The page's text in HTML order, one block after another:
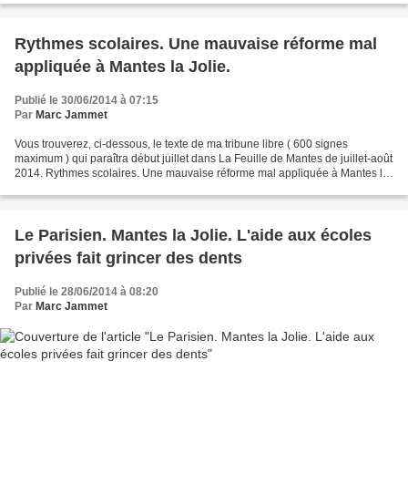
Rythmes scolaires. Une mauvaise réforme mal
appliquée à Mantes la Jolie.
Publié le 30/06/2014 à 07:15
Par Marc Jammet
Vous trouverez, ci-dessous, le texte de ma tribune libre ( 600 signes
maximum ) qui paraîtra début juillet dans La Feuille de Mantes de juillet-août
2014. Rythmes scolaires. Une mauvaise réforme mal appliquée à Mantes la
Le Parisien. Mantes la Jolie. L'aide aux écoles
privées fait grincer des dents
Publié le 28/06/2014 à 08:20
Par Marc Jammet